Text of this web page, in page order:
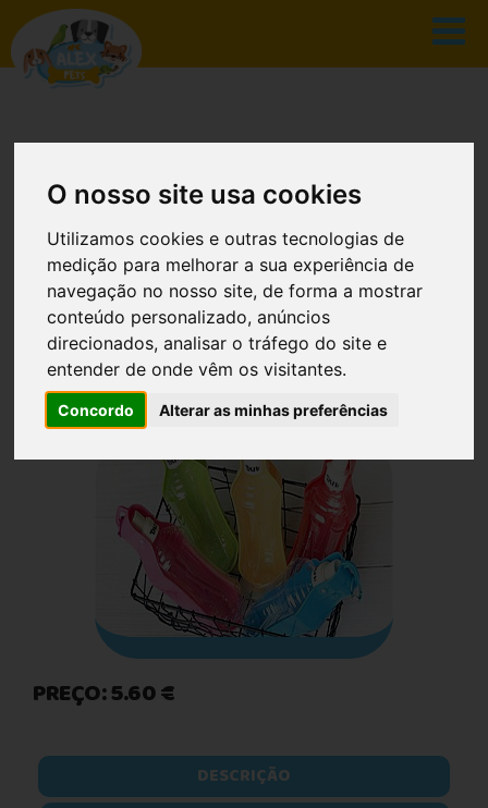
O nosso site usa cookies
Utilizamos cookies e outras tecnologias de
medição para melhorar a sua experiência de
navegação no nosso site, de forma a mostrar
conteúdo personalizado, anúncios
direcionados, analisar o tráfego do site e
entender de onde vêm os visitantes.
Concordo Alterar as minhas preferências
CATÁLOGO
INÍCIO CATÁLOGO
BEBEDOURO VIAGEM 0.25
PREÇO: 5.60 €
DESCRIÇÃO